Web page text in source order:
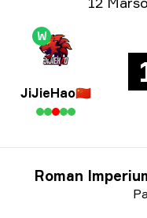
W
JiJieHao🇨🇳
Roman